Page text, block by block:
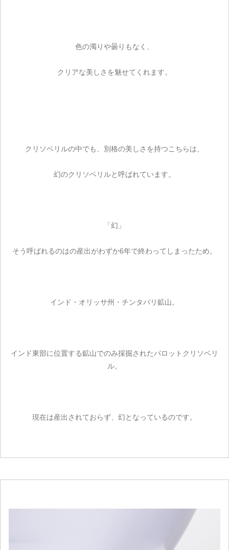
色の濁りや曇りもなく、
クリアな美しさを魅せてくれます。
クリソベリルの中でも、別格の美しさを持つこちらは、
幻のクリソベリルと呼ばれています。
「幻」
そう呼ばれるのはの産出がわずか6年で終わってしまったため。
インド・オリッサ州・チンタバリ鉱山。
インド東部に位置する鉱山でのみ採掘されたパロットクリソベリ
ル。
現在は産出されておらず、幻となっているのです。